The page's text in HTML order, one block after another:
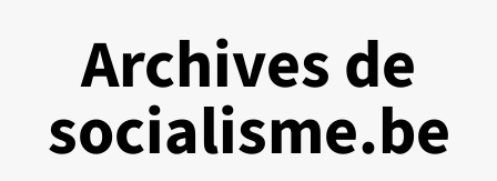
Archives de
socialisme.be